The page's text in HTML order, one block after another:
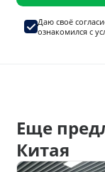
Даю своё
ознакомился с
Еще
Китая